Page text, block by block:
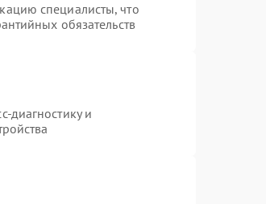
специалисты, что
обязательств
диагностику и